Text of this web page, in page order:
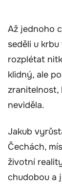
Až jednoho
seděli u krbu
rozplétat
klidný, ale
zranitelnost,
neviděla.
Jakub
Čechách,
životní
chudobou a